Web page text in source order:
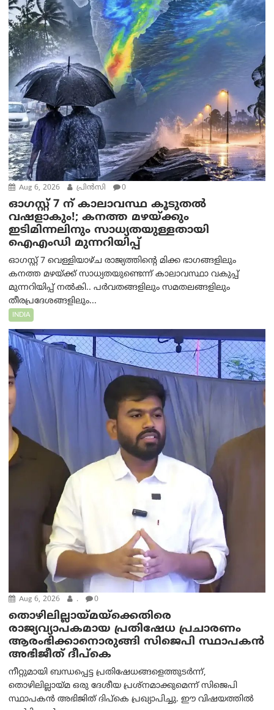
Aug 6, 2026 പ്രിന്‍സി 0
ഓഗസ്റ്റ് 7 ന് കാലാവസ്ഥ കൂടുതൽ
വഷളാകും!; കനത്ത മഴയ്ക്കും
ഇടിമിന്നലിനും സാധ്യതയുള്ളതായി
ഐഎംഡി മുന്നറിയിപ്പ്
ഓഗസ്റ്റ് 7 വെള്ളിയാഴ്ച രാജ്യത്തിന്റെ മിക്ക ഭാഗങ്ങളിലും
കനത്ത മഴയ്ക്ക് സാധ്യതയുണ്ടെന്ന് കാലാവസ്ഥാ വകുപ്പ്
മുന്നറിയിപ്പ് നൽകി.. പർവതങ്ങളിലും സമതലങ്ങളിലും
തീരപ്രദേശങ്ങളിലും...
INDIA
Aug 6, 2026 . 0
തൊഴിലില്ലായ്മയ്ക്കെതിരെ
രാജ്യവ്യാപകമായ പ്രതിഷേധ പ്രചാരണം
ആരംഭിക്കാനൊരുങ്ങി സിജെപി സ്ഥാപകന്‍
അഭിജീത് ദീപ്കെ
നീറ്റുമായി ബന്ധപ്പെട്ട പ്രതിഷേധങ്ങളെത്തുടർന്ന്,
തൊഴിലില്ലായ്മ ഒരു ദേശീയ പ്രശ്നമാക്കുമെന്ന് സിജെപി
സ്ഥാപകൻ അഭിജിത് ദിപ്കെ പ്രഖ്യാപിച്ചു. ഈ വിഷയത്തിൽ